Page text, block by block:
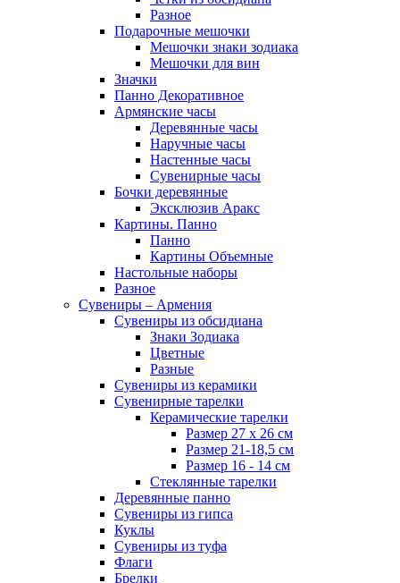
Разное
Подарочные мешочки
Мешочки знаки зодиака
Мешочки для вин
Значки
Панно Декоративное
Армянские часы
Деревянные часы
Наручные часы
Настенные часы
Сувенирные часы
Бочки деревянные
Эксклюзив Аракс
Картины. Панно
Панно
Картины Объемные
Настольные наборы
Разное
Сувениры – Армения
Сувениры из обсидиана
Знаки Зодиака
Цветные
Разные
Сувениры из керамики
Сувенирные тарелки
Керамические тарелки
Размер 27 х 26 см
Размер 21-18,5 см
Размер 16 - 14 см
Стеклянные тарелки
Деревянные панно
Сувениры из гипса
Куклы
Сувениры из туфа
Флаги
Брелки